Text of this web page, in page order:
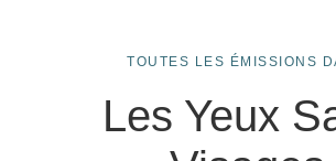
TOUTES LES ÉMISSIONS
Les Yeux